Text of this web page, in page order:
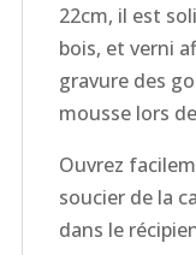
22cm, il est
bois, et verni
gravure des
mousse lors
Ouvrez
soucier de la
dans le